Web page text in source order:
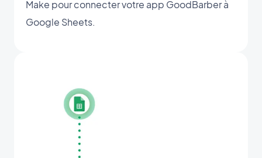
Make pour connecter votre app GoodBarber à
Google Sheets.